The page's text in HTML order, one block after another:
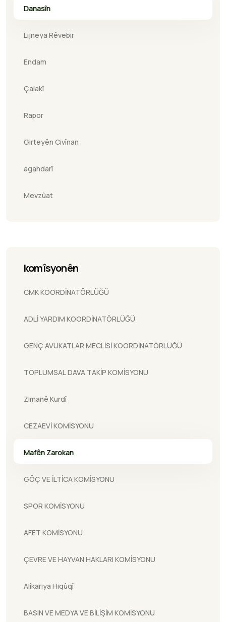
Danasîn
Lijneya Rêvebir
Endam
Çalakî
Rapor
Girteyên Civînan
agahdarî
Mevzûat
komîsyonên
CMK KOORDİNATÖRLÜĞÜ
ADLİ YARDIM KOORDİNATÖRLÜĞÜ
GENÇ AVUKATLAR MECLİSİ KOORDİNATÖRLÜĞÜ
TOPLUMSAL DAVA TAKİP KOMİSYONU
Zimanê Kurdî
CEZAEVİ KOMİSYONU
Mafên Zarokan
GÖÇ VE İLTİCA KOMİSYONU
SPOR KOMİSYONU
AFET KOMİSYONU
ÇEVRE VE HAYVAN HAKLARI KOMİSYONU
Alîkariya Hiqûqî
BASIN VE MEDYA VE BİLİŞİM KOMİSYONU